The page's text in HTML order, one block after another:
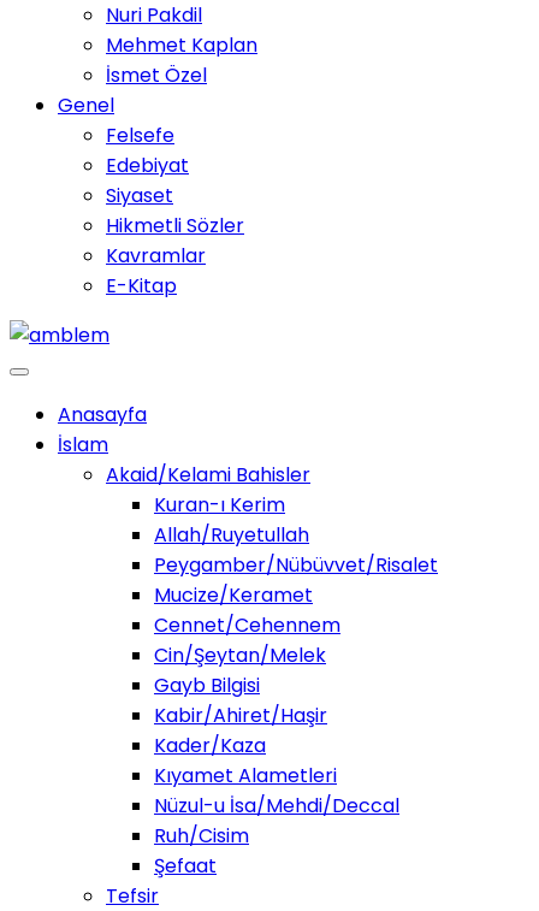
Nuri Pakdil
Mehmet Kaplan
İsmet Özel
Genel
Felsefe
Edebiyat
Siyaset
Hikmetli Sözler
Kavramlar
E-Kitap
Anasayfa
İslam
Akaid/Kelami Bahisler
Kuran-ı Kerim
Allah/Ruyetullah
Peygamber/Nübüvvet/Risalet
Mucize/Keramet
Cennet/Cehennem
Cin/Şeytan/Melek
Gayb Bilgisi
Kabir/Ahiret/Haşir
Kader/Kaza
Kıyamet Alametleri
Nüzul-u İsa/Mehdi/Deccal
Ruh/Cisim
Şefaat
Tefsir